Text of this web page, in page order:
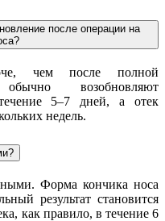
после операции на
чем после полной
возобновляют
5–7 дней, а отек
недель.
Форма кончика носа
результат становится
как правило, в течение 6